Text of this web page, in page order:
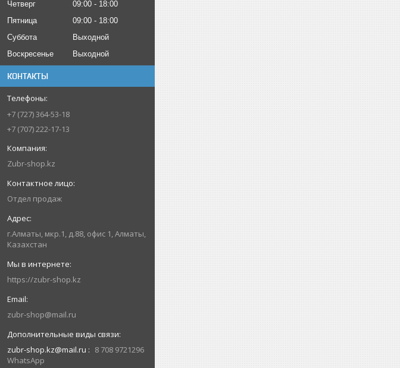
Четверг
09:00
18:00
Пятница
09:00
18:00
Суббота
Выходной
Воскресенье
Выходной
КОНТАКТЫ
+7 (727) 364-53-18
+7 (707) 222-17-13
Zubr-shop.kz
Отдел продаж
г.Алматы, мкр.1, д.88, офис 1, Алматы,
Казахстан
https://zubr-shop.kz
zubr-shop@mail.ru
zubr-shop.kz@mail.ru
8 708 9721296
WhatsApp